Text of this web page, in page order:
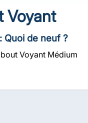
Voyant
: Quoi de neuf ?
Voyant Médium